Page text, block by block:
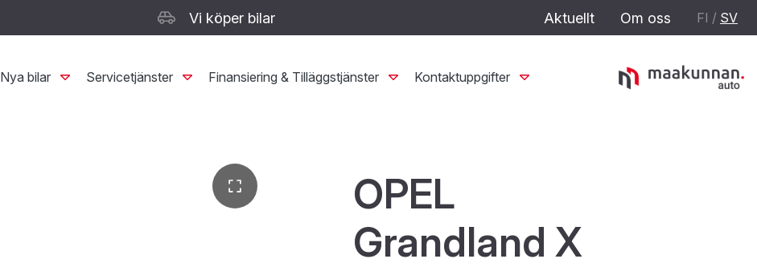
Vi köper bilar Aktuellt Om oss FI / SV
Nya bilar Servicetjänster Finansiering & Tilläggstjänster Kontaktuppgifter
OPEL
Grandland X